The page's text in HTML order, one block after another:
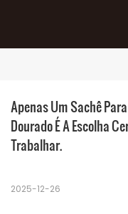
Apenas Um Sachê
Dourado É A Escolha
Trabalhar.
2025-12-26